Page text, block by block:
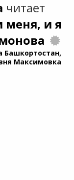
читает
и я
Башкортостан,
Максимовка